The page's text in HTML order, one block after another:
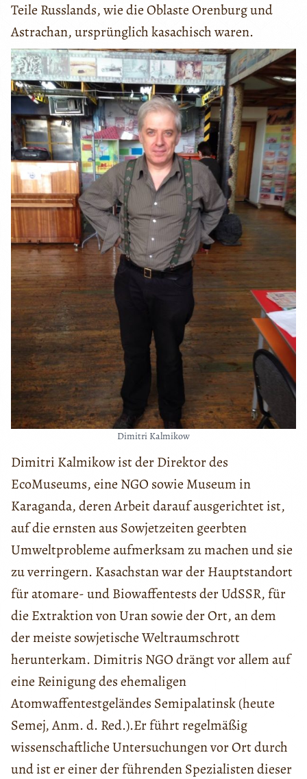
Teile Russlands, wie die Oblaste Orenburg und
Astrachan, ursprünglich kasachisch waren.
Dimitri Kalmikow
Dimitri Kalmikow ist der Direktor des
EcoMuseums, eine NGO sowie Museum in
Karaganda, deren Arbeit darauf ausgerichtet ist,
auf die ernsten aus Sowjetzeiten geerbten
Umweltprobleme aufmerksam zu machen und sie
zu verringern. Kasachstan war der Hauptstandort
für atomare- und Biowaffentests der UdSSR, für
die Extraktion von Uran sowie der Ort, an dem
der meiste sowjetische Weltraumschrott
herunterkam. Dimitris NGO drängt vor allem auf
eine Reinigung des ehemaligen
Atomwaffentestgeländes Semipalatinsk (heute
Semej, Anm. d. Red.).Er führt regelmäßig
wissenschaftliche Untersuchungen vor Ort durch
und ist er einer der führenden Spezialisten dieser